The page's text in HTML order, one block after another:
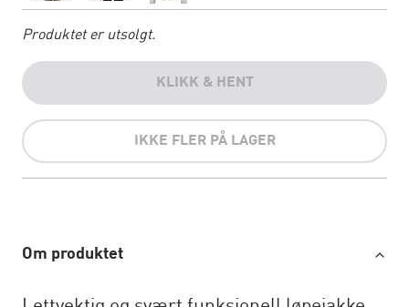
Produktet er utsolgt.
KLIKK & HENT
IKKE FLER PÅ LAGER
Om produktet